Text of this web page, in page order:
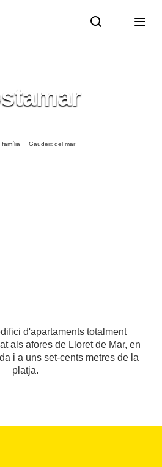
família Gaudeix del mar
d'apartaments totalment
als afores de Lloret de Mar, en
i a uns set-cents metres de la
platja.